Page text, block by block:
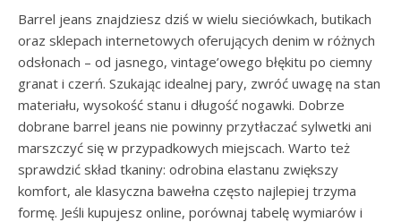
Barrel jeans znajdziesz dziś w wielu sieciówkach, butikach
oraz sklepach internetowych oferujących denim w różnych
odsłonach – od jasnego, vintage’owego błękitu po ciemny
granat i czerń. Szukając idealnej pary, zwróć uwagę na stan
materiału, wysokość stanu i długość nogawki. Dobrze
dobrane barrel jeans nie powinny przytłaczać sylwetki ani
marszczyć się w przypadkowych miejscach. Warto też
sprawdzić skład tkaniny: odrobina elastanu zwiększy
komfort, ale klasyczna bawełna często najlepiej trzyma
formę. Jeśli kupujesz online, porównaj tabelę wymiarów i